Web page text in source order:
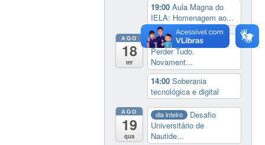
19:00Aula Magna do
IELA: Homenagem ao...
AGO
18
ter
dia inteiro
Exposição:
Perder Tudo.
Novament...
14:00Soberania
tecnológica e digital
AGO
19
qua
dia inteiro
Desafio
Universitário de
Nautide...